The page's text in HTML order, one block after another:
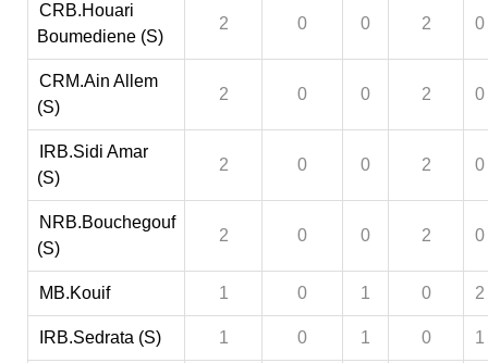
CRB.Houari
Boumediene (S)
2 0 0 2 0
CRM.Ain Allem
(S)
2 0 0 2 0
IRB.Sidi Amar
(S)
2 0 0 2 0
NRB.Bouchegouf
(S)
2 0 0 2 0
MB.Kouif 1 0 1 0 2
IRB.Sedrata (S) 1 0 1 0 1